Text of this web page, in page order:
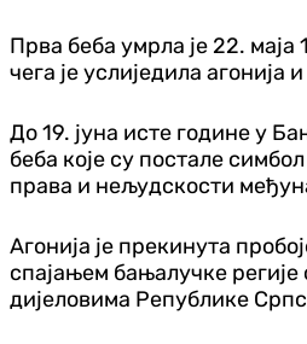
Прва беба умрла је 22. маја
чега је услиједила агонија
До 19. јуна исте године у
беба које су постале
права и нељудскости
Агонија је прекинута
спајањем бањалучке регије
дијеловима Републике